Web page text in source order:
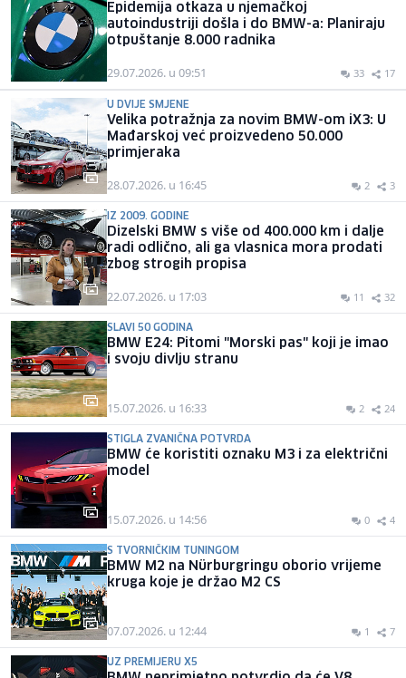
Epidemija otkaza u njemačkoj
autoindustriji došla i do BMW-a: Planiraju
otpuštanje 8.000 radnika
29.07.2026. u 09:51 33 17
U DVIJE SMJENE
Velika potražnja za novim BMW-om iX3: U
Mađarskoj već proizvedeno 50.000
primjeraka
28.07.2026. u 16:45 2 3
IZ 2009. GODINE
Dizelski BMW s više od 400.000 km i dalje
radi odlično, ali ga vlasnica mora prodati
zbog strogih propisa
22.07.2026. u 17:03 11 32
SLAVI 50 GODINA
BMW E24: Pitomi "Morski pas" koji je imao
i svoju divlju stranu
15.07.2026. u 16:33 2 24
STIGLA ZVANIČNA POTVRDA
BMW će koristiti oznaku M3 i za električni
model
15.07.2026. u 14:56 0 4
S TVORNIČKIM TUNINGOM
BMW M2 na Nürburgringu oborio vrijeme
kruga koje je držao M2 CS
07.07.2026. u 12:44 1 7
UZ PREMIJERU X5